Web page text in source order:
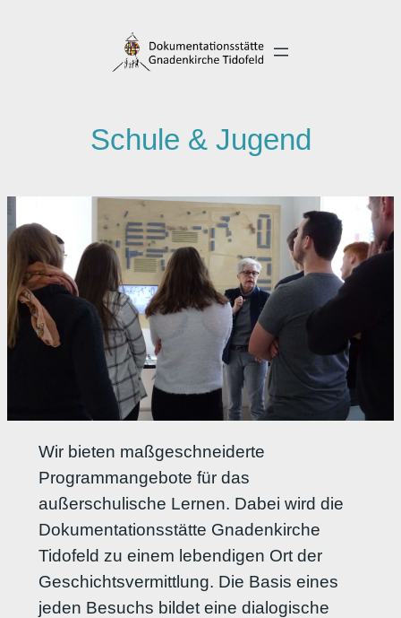
Schule & Jugend
Wir bieten maßgeschneiderte
Programmangebote für das
außerschulische Lernen. Dabei wird die
Dokumentationsstätte Gnadenkirche
Tidofeld zu einem lebendigen Ort der
Geschichtsvermittlung. Die Basis eines
jeden Besuchs bildet eine dialogische